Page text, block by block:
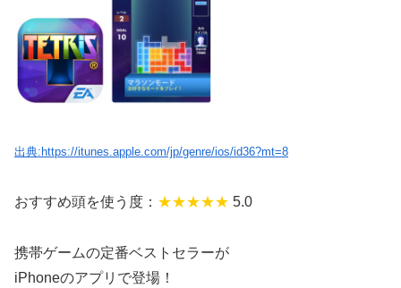
出典:https://itunes.apple.com/jp/genre/ios/id36?mt=8
おすすめ頭を使う度： ★★★★★ 5.0
携帯ゲームの定番ベストセラーが
iPhoneのアプリで登場！